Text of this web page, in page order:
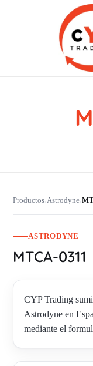
CYP Trading
Productos›Astrodyne›
ASTRODYNE
MTCA-0311
CYP Trading
Astrodyne en
mediante el